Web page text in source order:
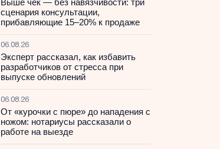
Выше чек — без навязчивости: три
сценария консультации,
прибавляющие 15–20% к продаже
06.08.26
Эксперт рассказал, как избавить
разработчиков от стресса при
выпуске обновлений
06.08.26
От «курочки с пюре» до нападения с
ножом: нотариусы рассказали о
работе на выезде